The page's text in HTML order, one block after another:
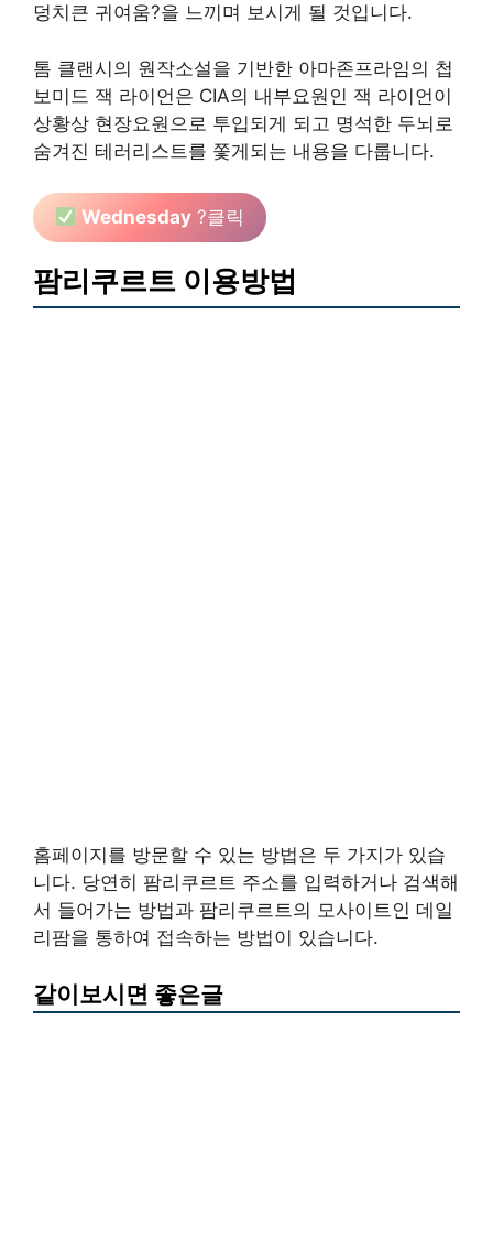
덩치큰 귀여움?을 느끼며 보시게 될 것입니다.
톰 클랜시의 원작소설을 기반한 아마존프라임의 첩
보미드 잭 라이언은 CIA의 내부요원인 잭 라이언이
상황상 현장요원으로 투입되게 되고 명석한 두뇌로
숨겨진 테러리스트를 쫓게되는 내용을 다룹니다.
Wednesday ?클릭
팜리쿠르트 이용방법
홈페이지를 방문할 수 있는 방법은 두 가지가 있습
니다. 당연히 팜리쿠르트 주소를 입력하거나 검색해
서 들어가는 방법과 팜리쿠르트의 모사이트인 데일
리팜을 통하여 접속하는 방법이 있습니다.
같이보시면 좋은글